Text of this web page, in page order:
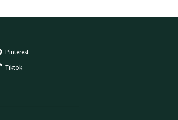
Pinterest
Tiktok